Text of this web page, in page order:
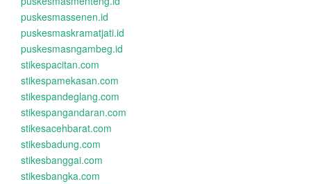
puskesmassenen.id
puskesmaskramatjati.id
puskesmasngambeg.id
stikespacitan.com
stikespamekasan.com
stikespandeglang.com
stikespangandaran.com
stikesacehbarat.com
stikesbadung.com
stikesbanggai.com
stikesbangka.com